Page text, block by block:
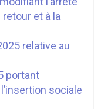
retour et à la
relative au
portant
sociale